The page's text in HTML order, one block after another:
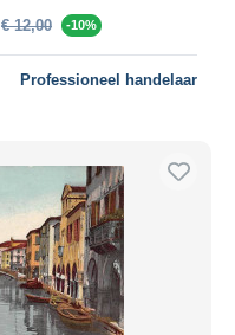
€ 12,00 -10%
Professioneel handelaar